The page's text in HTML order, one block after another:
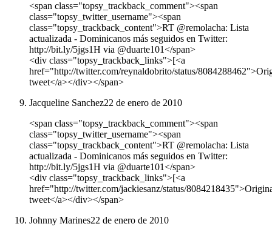
<span class="topsy_trackback_comment"><span
class="topsy_twitter_username"><span
class="topsy_trackback_content">RT @remolacha: Lista
actualizada - Dominicanos más seguidos en Twitter:
http://bit.ly/5jgs1H via @duarte101</span>
<div class="topsy_trackback_links">[<a
href="http://twitter.com/reynaldobrito/status/
tweet</a></div></span>
Jacqueline Sanchez22 de enero de 2010
<span class="topsy_trackback_comment"><span
class="topsy_twitter_username"><span
class="topsy_trackback_content">RT @remolacha: Lista
actualizada - Dominicanos más seguidos en Twitter:
http://bit.ly/5jgs1H via @duarte101</span>
<div class="topsy_trackback_links">[<a
href="http://twitter.com/jackiesanz/status/
tweet</a></div></span>
Johnny Marines22 de enero de 2010